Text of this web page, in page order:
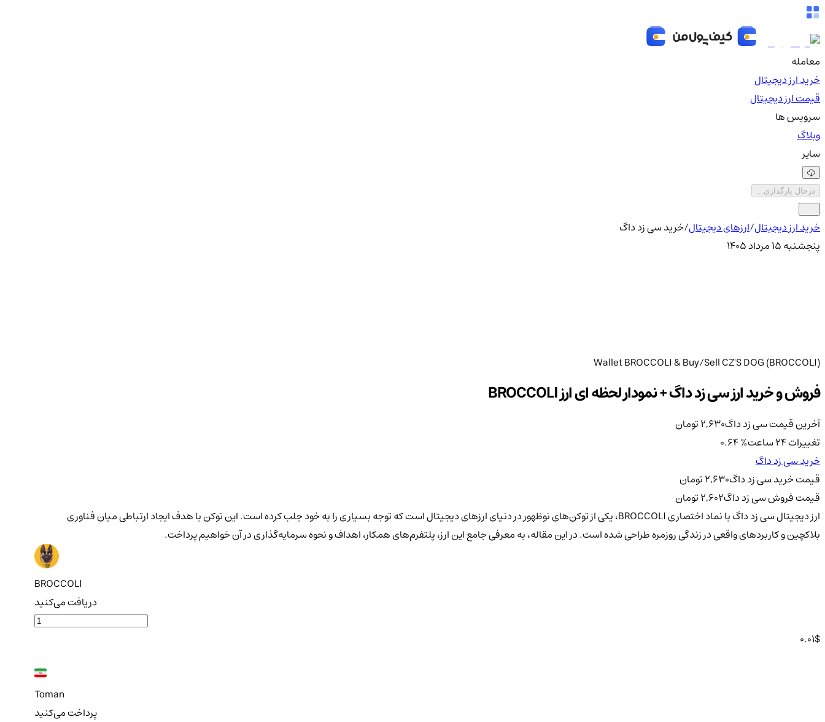
معامله
خرید ارز دیجیتال
قیمت ارز دیجیتال
سرویس ها
وبلاگ
سایر
درحال بارگذاری...
خرید ارز دیجیتال/ارزهای دیجیتال/خرید سی زد داگ
پنجشنبه ۱۵ مرداد ۱۴۰۵
Wallet BROCCOLI & Buy/Sell CZ'S DOG (BROCCOLI)
فروش و خرید ارز سی زد داگ + نمودار لحظه ای ارز BROCCOLI
آخرین قیمت سی زد داگ2,630تومان
تغییرات 24 ساعت
0.64%
خرید سی زد داگ
قیمت خرید سی زد داگ2,630تومان
قیمت فروش سی زد داگ2,602تومان
ارز دیجیتال سی زد داگ با نماد اختصاری BROCCOLI، یکی از توکن‌های نوظهور در دنیای ارزهای دیجیتال است که توجه بسیاری را به خود جلب کرده است. این توکن با هدف ایجاد ارتباطی میان فناوری
بلاکچین و کاربردهای واقعی در زندگی روزمره طراحی شده است. در این مقاله، به معرفی جامع این ارز، پلتفرم‌های همکار، اهداف و نحوه سرمایه‌گذاری در آن خواهیم پرداخت.
BROCCOLI
دریافت می‌کنید
0.01$
Toman
پرداخت می‌کنید